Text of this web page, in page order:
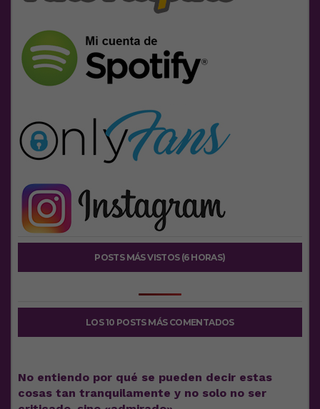
POSTS MÁS VISTOS (6 HORAS)
LOS 10 POSTS MÁS COMENTADOS
No entiendo por qué se pueden decir estas
cosas tan tranquilamente y no solo no ser